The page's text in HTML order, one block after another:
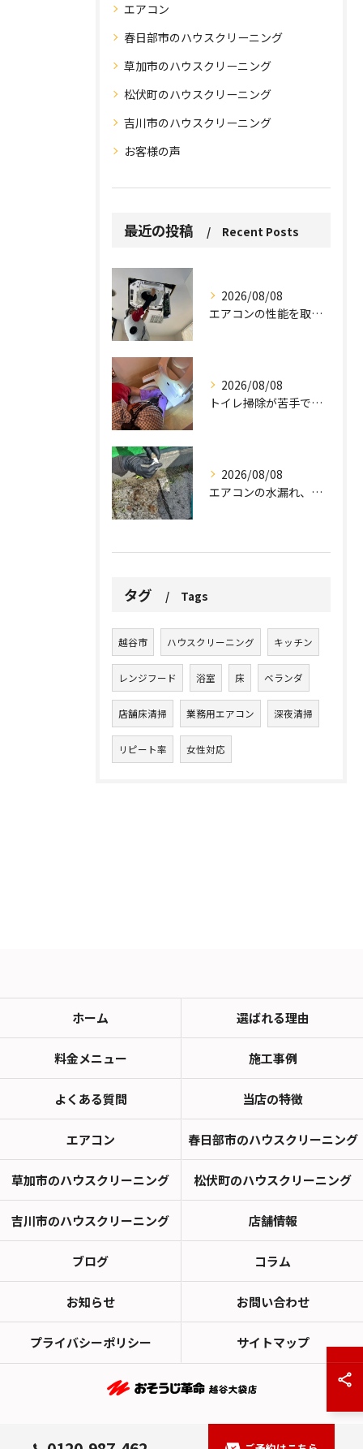
エアコン
春日部市のハウスクリーニング
草加市のハウスクリーニング
松伏町のハウスクリーニング
吉川市のハウスクリーニング
お客様の声
最近の投稿 Recent Posts
2026/08/08
エアコンの性能を取り戻しませんか？
2026/08/08
トイレ掃除が苦手でも、効率的にできる方法をご紹介します。
2026/08/08
エアコンの水漏れ、心配ですよね。
タグ Tags
越谷市 ハウスクリーニング キッチン
レンジフード 浴室 床 ベランダ
店舗床清掃 業務用エアコン 深夜清掃
リピート率 女性対応
ホーム 選ばれる理由
料金メニュー 施工事例
よくある質問 当店の特徴
エアコン 春日部市のハウスクリーニング
草加市のハウスクリーニング 松伏町のハウスクリーニング
吉川市のハウスクリーニング 店舗情報
ブログ コラム
お知らせ お問い合わせ
プライバシーポリシー サイトマップ
© 2026 埼玉県越谷市のハウスクリーニングならおそうじ革命越谷大袋店 ALL
お問い合わせはこちら
お問い合わせはこちら